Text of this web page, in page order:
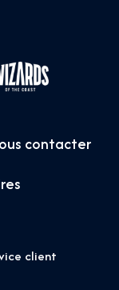
contacter
client